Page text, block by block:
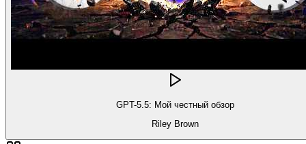
GPT-5.5: Мой честный обзор
Riley Brown